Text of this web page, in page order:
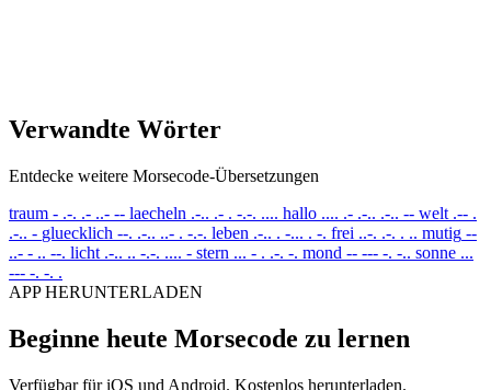
Verwandte Wörter
Entdecke weitere Morsecode-Übersetzungen
traum - .-. .- ..- -- laecheln .-.. .- . -.-. .... hallo .... .- .-.. .-.. -- welt .-- .
.-.. - gluecklich --. .-.. ..- . -.-. leben .-.. . -... . -. frei ..-. .-. . .. mutig --
..- - .. --. licht .-.. .. -.-. .... - stern ... - . .-. -. mond -- --- -. -.. sonne ...
--- -. -. .
APP HERUNTERLADEN
Beginne heute Morsecode zu lernen
Verfügbar für iOS und Android. Kostenlos herunterladen.